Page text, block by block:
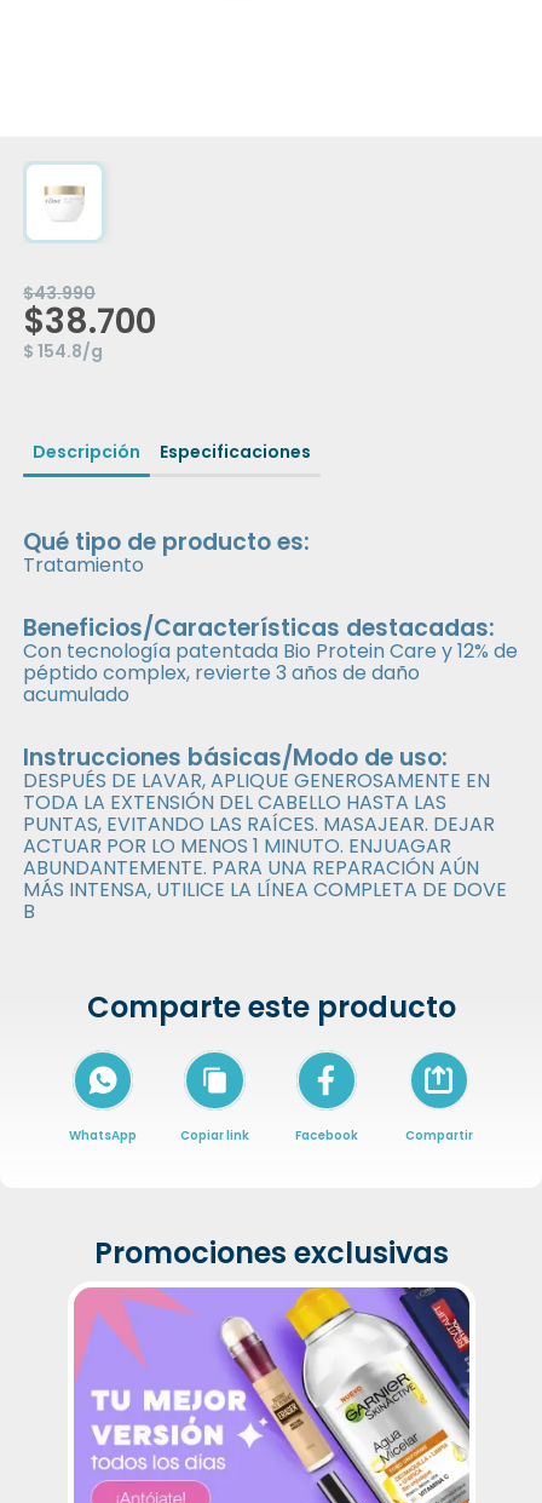
$43.990
$38.700
$ 154.8/g
Descripción Especificaciones
Qué tipo de producto es:
Tratamiento
Beneficios/Características destacadas:
Con tecnología patentada Bio Protein Care y 12% de
péptido complex, revierte 3 años de daño
acumulado
Instrucciones básicas/Modo de uso:
DESPUÉS DE LAVAR, APLIQUE GENEROSAMENTE EN
TODA LA EXTENSIÓN DEL CABELLO HASTA LAS
PUNTAS, EVITANDO LAS RAÍCES. MASAJEAR. DEJAR
ACTUAR POR LO MENOS 1 MINUTO. ENJUAGAR
ABUNDANTEMENTE. PARA UNA REPARACIÓN AÚN
MÁS INTENSA, UTILICE LA LÍNEA COMPLETA DE DOVE
B
Comparte este producto
WhatsApp Copiar link Facebook
Icon of arrow-
Compartir
Promociones exclusivas